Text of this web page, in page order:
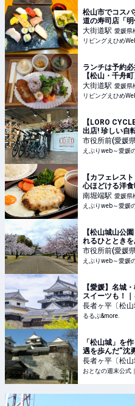
松山市でコス
道の寿司店「明
大街道駅 愛媛県
リビングえひめ
ランチは予約
【松山・千舟町
大街道駅 愛媛県
リビングえひめ
【LORO
出店! 珍しい自転車
自転車】
市役所前(愛媛
えぷりweb～愛媛
【カフェレス
心ほどける洋
媛/松山市）
南堀端駅 愛媛県
えぷりweb～愛媛
【松山城山公
れるひとときを
市役所前(愛媛
えぷりweb～愛媛
【愛媛】名城
スイーツも！
長者ヶ平〔松
るるぶ&more.
「松山城」を
遇を歩んだ“沈
て、ためにな
長者ヶ平〔松
おとなの週末公式